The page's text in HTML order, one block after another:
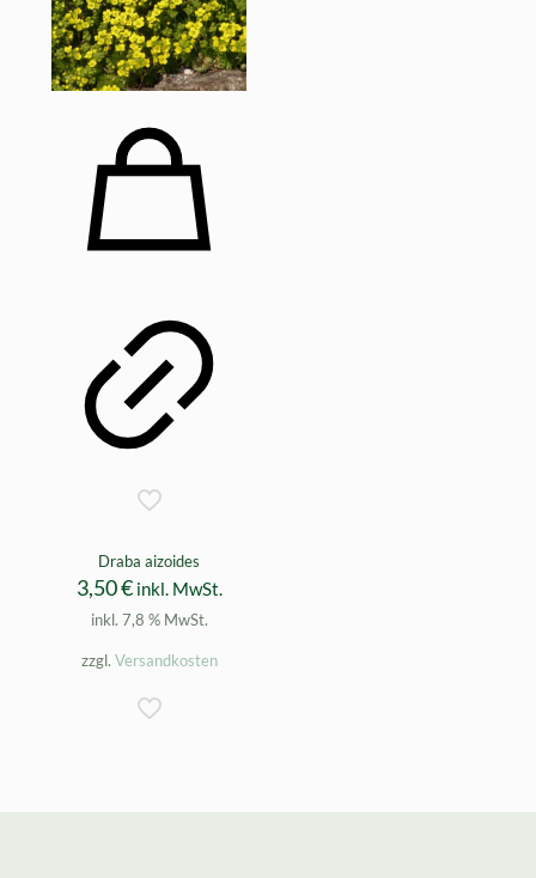
Draba aizoides
3,50€ inkl. MwSt.
inkl. 7,8 % MwSt.
zzgl. Versandkosten